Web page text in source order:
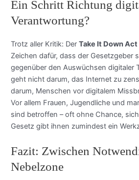
Ein Schritt Richtung
Verantwortung?
Trotz aller Kritik: DerTake It Down Act
Zeichen dafür, dass der Gesetzgeber
gegenüber den Auswüchsen digitaler
geht nicht darum, das Internet zu
darum, Menschen vor digitalem
Vor allem Frauen, Jugendliche und
sind betroffen – oft ohne Chance,
Gesetz gibt ihnen zumindest ein
Fazit: Zwischen
Nebelzone